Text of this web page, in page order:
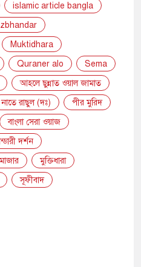
islamic article bangla
Muktidhara
Quraner alo
Sema
আহলে ছুন্নাত ওয়াল জামাত
নাতে রাছুল (দঃ)
পীর মুরিদ
বাংলা সেরা ওয়াজ
দর্শন
মাজার
মুক্তিধারা
সূফীবাদ